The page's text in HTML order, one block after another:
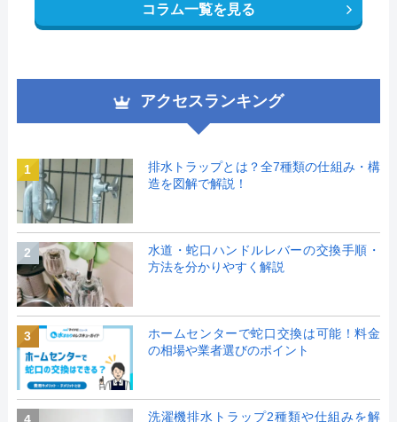
コラム一覧を見る
アクセスランキング
1
排水トラップとは？全7種類の仕組み・構
造を図解で解説！
2
水道・蛇口ハンドルレバーの交換手順・
方法を分かりやすく解説
3
ホームセンターで蛇口交換は可能！料金
の相場や業者選びのポイント
洗濯機排水トラップ2種類や仕組みを解